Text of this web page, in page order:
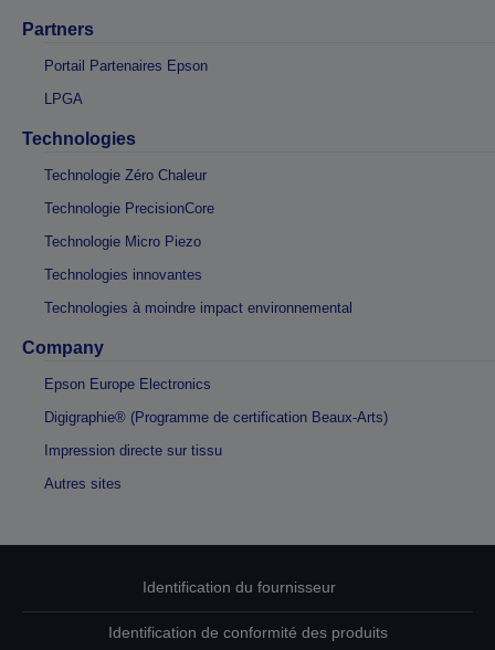
Partners
Portail Partenaires Epson
LPGA
Technologies
Technologie Zéro Chaleur
Technologie PrecisionCore
Technologie Micro Piezo
Technologies innovantes
Technologies à moindre impact environnemental
Company
Epson Europe Electronics
Digigraphie® (Programme de certification Beaux-Arts)
Impression directe sur tissu
Autres sites
Identification du fournisseur
Identification de conformité des produits